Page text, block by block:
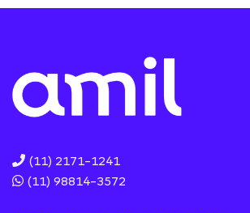
(11) 2171-1241
(11) 98814-3572